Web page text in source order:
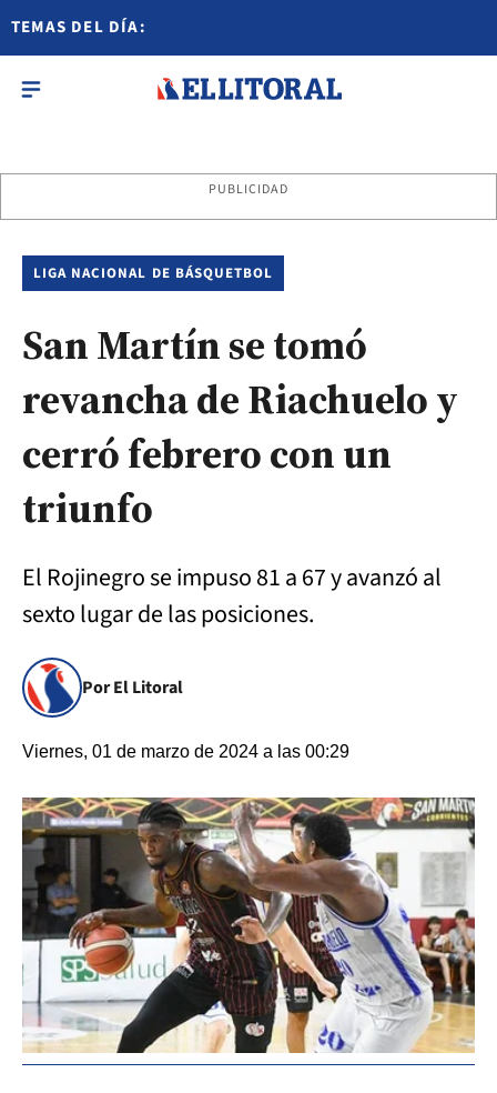
TEMAS DEL DÍA:
PUBLICIDAD
LIGA NACIONAL DE BÁSQUETBOL
San Martín se tomó
revancha de Riachuelo y
cerró febrero con un
triunfo
El Rojinegro se impuso 81 a 67 y avanzó al
sexto lugar de las posiciones.
Por El Litoral
Viernes, 01 de marzo de 2024 a las 00:29